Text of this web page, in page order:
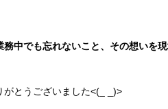
中でも忘れないこと、その想いを
がとうございました<(_ _)>